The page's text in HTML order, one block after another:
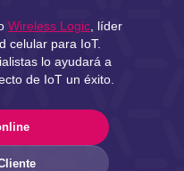
Wireless Logic , líder
celular para IoT.
lo ayudará a
de IoT un éxito.